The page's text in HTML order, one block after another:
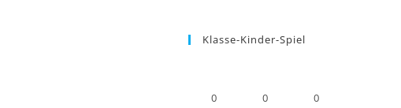
Klasse-Kinder-Spiel
0
0
0